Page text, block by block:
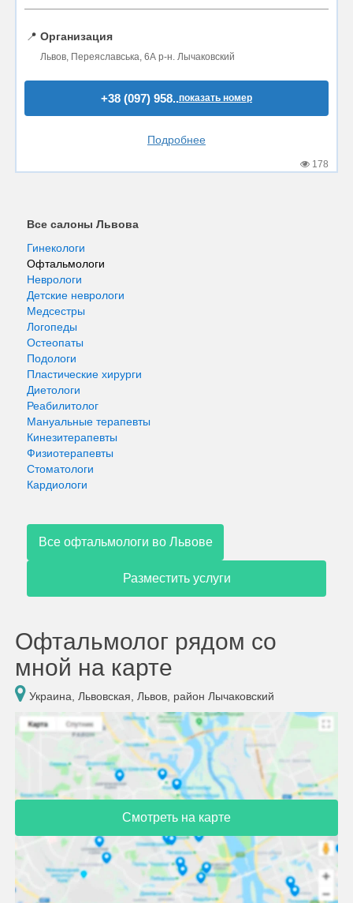
📍 Организация
Львов, Переяславська, 6А р-н. Лычаковский
+38 (097) 958..показать номер
Подробнее
178
Все салоны Львова
Гинекологи
Офтальмологи
Неврологи
Детские неврологи
Медсестры
Логопеды
Остеопаты
Подологи
Пластические хирурги
Диетологи
Реабилитолог
Мануальные терапевты
Кинезитерапевты
Физиотерапевты
Стоматологи
Кардиологи
Все офтальмологи во Львове
Разместить услуги
Офтальмолог рядом со
мной на карте
Украина, Львовская, Львов, район Лычаковский
Смотреть на карте